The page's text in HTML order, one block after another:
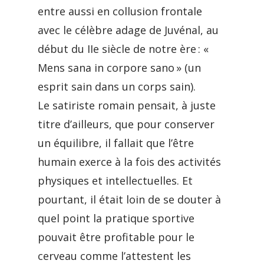
entre aussi en collusion frontale
avec le célèbre adage de Juvénal, au
début du IIe siècle de notre ère : «
Mens sana in corpore sano » (un
esprit sain dans un corps sain).
Le satiriste romain pensait, à juste
titre d’ailleurs, que pour conserver
un équilibre, il fallait que l’être
humain exerce à la fois des activités
physiques et intellectuelles. Et
pourtant, il était loin de se douter à
quel point la pratique sportive
pouvait être profitable pour le
cerveau comme l’attestent les